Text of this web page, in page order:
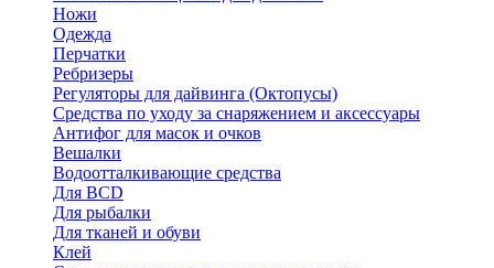
Ножи
Одежда
Перчатки
Ребризеры
Регуляторы для дайвинга (Октопусы)
Средства по уходу за снаряжением и аксессуары
Антифог для масок и очков
Вешалки
Водоотталкивающие средства
Для BCD
Для рыбалки
Для тканей и обуви
Клей